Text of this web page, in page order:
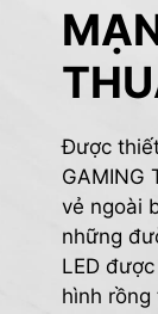
Được
GAMING
vẻ ngoài
những
LED
hình rồng